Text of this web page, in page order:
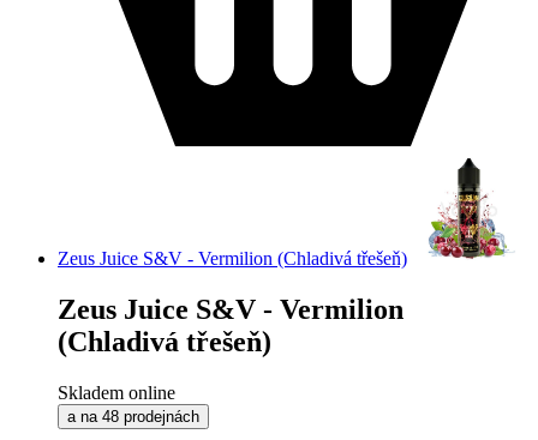
Zeus Juice S&V - Vermilion (Chladivá třešeň)
Zeus Juice S&V - Vermilion
(Chladivá třešeň)
Skladem online
a na 48 prodejnách